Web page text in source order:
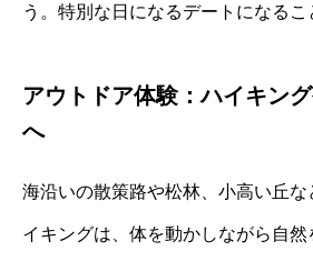
う。特別な日になるデートになるこ
アウトドア体験：ハイキン
へ
海沿いの散策路や松林、小高い丘
イキングは、体を動かしながら自